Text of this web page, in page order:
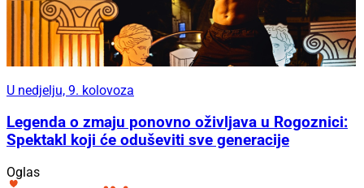
U nedjelju, 9. kolovoza
Legenda o zmaju ponovno oživljava u Rogoznici:
Spektakl koji će oduševiti sve generacije
Oglas